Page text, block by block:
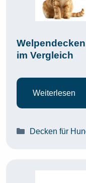
im Vergleich
Weiterlesen
Kategorien
Decken für